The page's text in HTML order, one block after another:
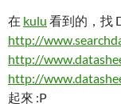
在 kulu 看到的，找
http://
http://
http://
起來 :P